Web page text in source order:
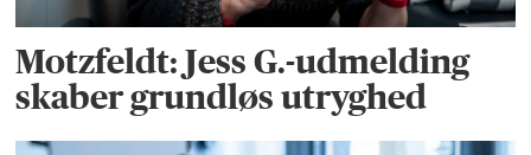
Motzfeldt: Jess G.-udmelding
skaber grundløs utryghed